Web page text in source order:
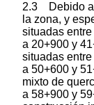
2.3 Debido al
la zona, y
situadas
a 20+900 y
situadas
a 50+600 y
mixto de
a 58+900 y